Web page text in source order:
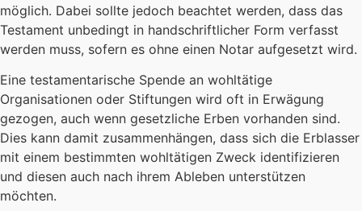
möglich. Dabei sollte jedoch beachtet werden, dass das
Testament unbedingt in handschriftlicher Form verfasst
werden muss, sofern es ohne einen Notar aufgesetzt wird.
Eine testamentarische Spende an wohltätige
Organisationen oder Stiftungen wird oft in Erwägung
gezogen, auch wenn gesetzliche Erben vorhanden sind.
Dies kann damit zusammenhängen, dass sich die Erblasser
mit einem bestimmten wohltätigen Zweck identifizieren
und diesen auch nach ihrem Ableben unterstützen
möchten.